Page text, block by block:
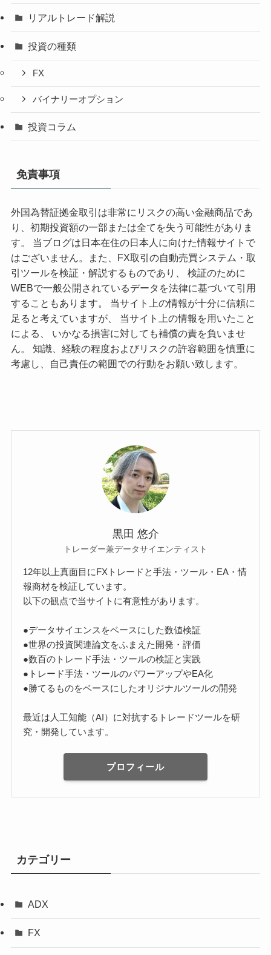
リアルトレード解説
投資の種類
FX
バイナリーオプション
投資コラム
免責事項
外国為替証拠金取引は非常にリスクの高い金融商品であ
り、初期投資額の一部または全てを失う可能性がありま
す。 当ブログは日本在住の日本人に向けた情報サイトで
はございません。また、FX取引の自動売買システム・取
引ツールを検証・解説するものであり、 検証のために
WEBで一般公開されているデータを法律に基づいて引用
することもあります。 当サイト上の情報が十分に信頼に
足ると考えていますが、 当サイト上の情報を用いたこと
による、 いかなる損害に対しても補償の責を負いませ
ん。 知識、経験の程度およびリスクの許容範囲を慎重に
考慮し、自己責任の範囲での行動をお願い致します。
黒田 悠介
トレーダー兼データサイエンティスト
12年以上真面目にFXトレードと手法・ツール・EA・情
報商材を検証しています。
以下の観点で当サイトに有意性があります。
●データサイエンスをベースにした数値検証
●世界の投資関連論文をふまえた開発・評価
●数百のトレード手法・ツールの検証と実践
●トレード手法・ツールのパワーアップやEA化
●勝てるものをベースにしたオリジナルツールの開発
最近は人工知能（AI）に対抗するトレードツールを研
究・開発しています。
プロフィール
カテゴリー
ADX
FX